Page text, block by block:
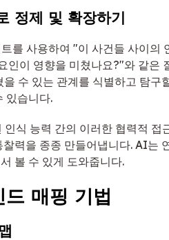
정제 및 확장하기
를 사용하여 "이 사건들 사이의
인이 영향을 미쳤나요?"와 같은
수 있는 관계를 식별하고 탐구
있습니다.
식 능력 간의 이러한 협력적 접
력을 종종 만들어냅니다. AI는
볼 수 있게 도와줍니다.
매핑 기법